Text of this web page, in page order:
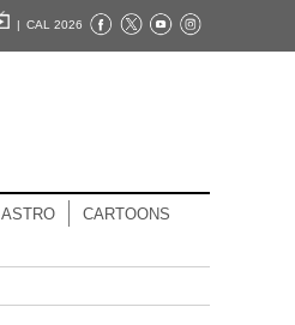
| CAL 2026
ASTRO CARTOONS